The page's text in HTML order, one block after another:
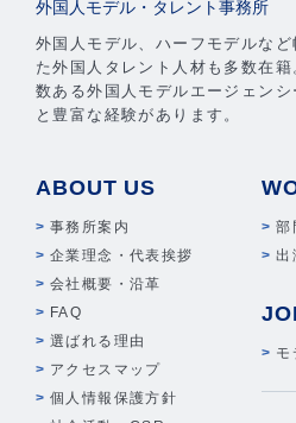
外国人モデル・タレント事務所
外国人モデル、ハーフモデルな
た外国人タレント人材も多数在籍
数ある外国人モデルエージェン
と豊富な経験があります。
ABOUT US
事務所案内
企業理念・代表挨拶
会社概要・沿革
FAQ
選ばれる理由
アクセスマップ
個人情報保護方針
部
出
モ